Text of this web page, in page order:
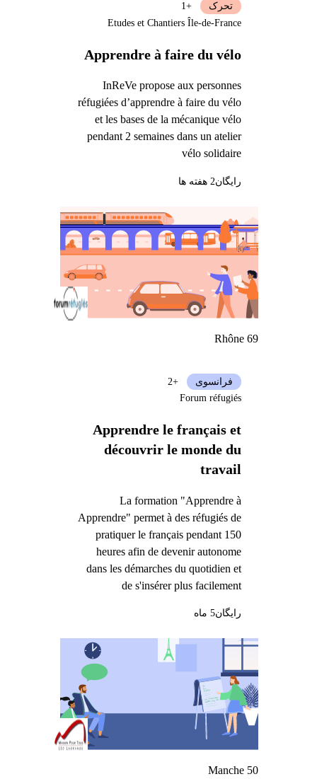
Apprendre à faire du vélo
InReVe propose aux personnes
réfugiées d’apprendre à faire du vélo
et les bases de la mécanique vélo
pendant 2 semaines dans un atelier
vélo solidaire
تحرک
+1
Etudes et Chantiers Île-de-France
رایگان2 هفته ها
Rhône 69
Apprendre le français et
découvrir le monde du
travail
La formation "Apprendre à
Apprendre" permet à des réfugiés de
pratiquer le français pendant 150
heures afin de devenir autonome
dans les démarches du quotidien et
de s'insérer plus facilement
فرانسوی
+2
Forum réfugiés
رایگان5 ماه
Manche 50